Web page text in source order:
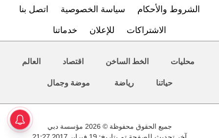
الشروط والأحكام سياسة الخصوصية اتصل بنا
الاشتراكات للإعلان خدماتنا
محليات الخط الساخن اقتصاد العالم
حياتنا رياضة موضة وجمال
جميع الحقوق محفوظة © 2026 مؤسسة دبي